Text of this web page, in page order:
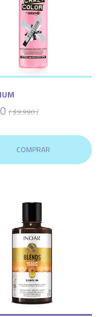
( $9.990 )
COMPRAR